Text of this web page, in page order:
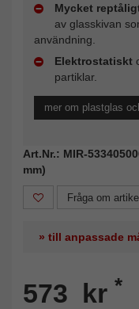
Mycket
av glasskivan
användning.
Elektrostatiskt
partiklar.
mer om plastglas
Art.Nr.: MIR-
mm)
Fråga om
» till anpassade
573 kr *